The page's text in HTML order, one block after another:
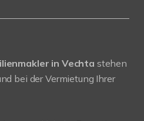
in Vechta stehen
bei der Vermietung Ihrer